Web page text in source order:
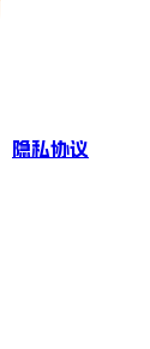
隐私协议